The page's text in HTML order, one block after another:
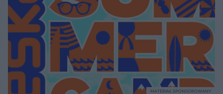
MATERIAŁ SPONSOROWANY